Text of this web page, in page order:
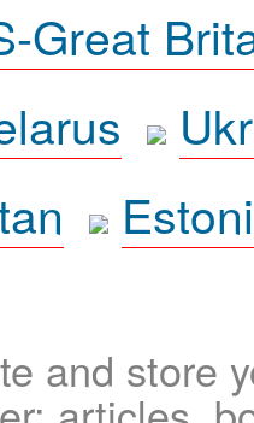
Great
and store